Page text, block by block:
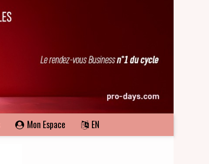
Mon Espace EN